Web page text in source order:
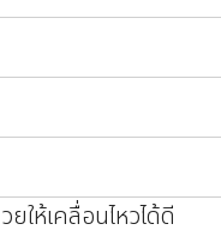
ให้เคลื่อนไหวได้ดี